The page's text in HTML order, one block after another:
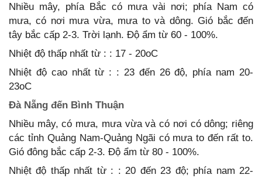
Nhiều mây, phía Bắc có mưa vài nơi; phía Nam có
mưa, có nơi mưa vừa, mưa to và dông. Gió bắc đến
tây bắc cấp 2-3. Trời lạnh. Độ ẩm từ 60 - 100%.
Nhiệt độ thấp nhất từ : : 17 - 20oC
Nhiệt độ cao nhất từ : : 23 đến 26 độ, phía nam 20-
23oC
Đà Nẵng đến Bình Thuận
Nhiều mây, có mưa, mưa vừa và có nơi có dông; riêng
các tỉnh Quảng Nam-Quảng Ngãi có mưa to đến rất to.
Gió đông bắc cấp 2-3. Độ ẩm từ 80 - 100%.
Nhiệt độ thấp nhất từ : : 20 đến 23 độ; phía nam 22-